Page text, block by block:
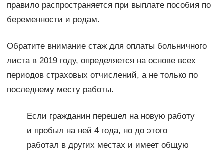
правило распространяется при выплате пособия по
беременности и родам.
Обратите внимание стаж для оплаты больничного
листа в 2019 году, определяется на основе всех
периодов страховых отчислений, а не только по
последнему месту работы.
Если гражданин перешел на новую работу
и пробыл на ней 4 года, но до этого
работал в других местах и имеет общую